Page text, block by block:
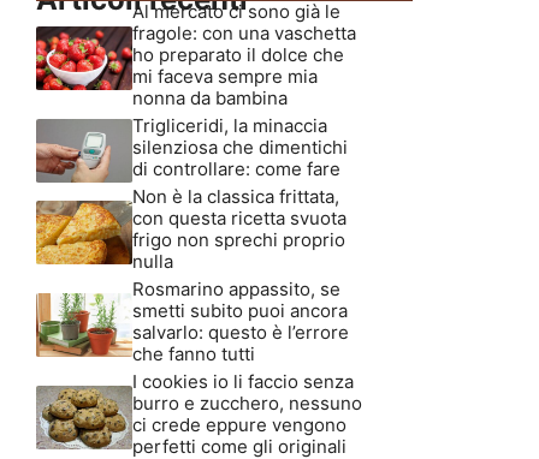
Al mercato ci sono già le
fragole: con una vaschetta
ho preparato il dolce che
mi faceva sempre mia
nonna da bambina
Trigliceridi, la minaccia
silenziosa che dimentichi
di controllare: come fare
Non è la classica frittata,
con questa ricetta svuota
frigo non sprechi proprio
nulla
Rosmarino appassito, se
smetti subito puoi ancora
salvarlo: questo è l’errore
che fanno tutti
I cookies io li faccio senza
burro e zucchero, nessuno
ci crede eppure vengono
perfetti come gli originali